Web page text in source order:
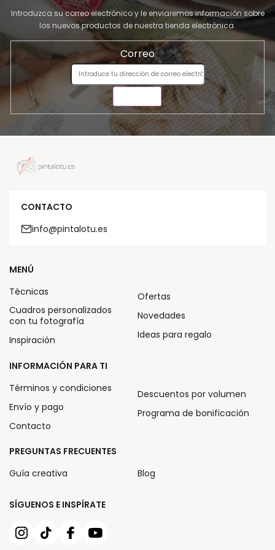
Introduzca su correo electrónico y le enviaremos información sobre
los nuevos productos de nuestra tienda electrónica.
Correo
CONTACTO
info@pintalotu.es
SÍGUENOS E INSPÍRATE
MENÚ
Técnicas
Cuadros personalizados
con tu fotografía
Inspiración
Ofertas
Novedades
Ideas para regalo
INFORMACIÓN PARA TI
Términos y condiciones
Envío y pago
Contacto
Descuentos por volumen
Programa de bonificación
PREGUNTAS FRECUENTES
Guía creativa
Blog